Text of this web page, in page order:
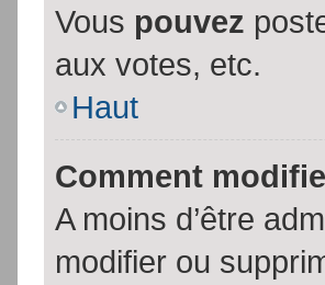
Vous pouvez
aux votes, etc.
Haut
Comment
A moins d’être
modifier ou